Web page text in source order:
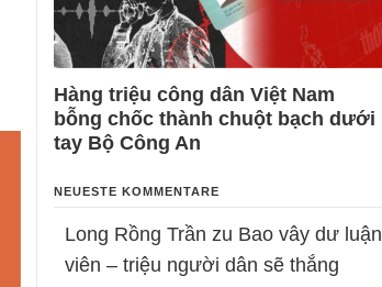
Hàng triệu công dân Việt Nam
bỗng chốc thành chuột bạch dưới
tay Bộ Công An
NEUESTE KOMMENTARE
Long Rồng Trần zu Bao vây dư luận
viên – triệu người dân sẽ thắng